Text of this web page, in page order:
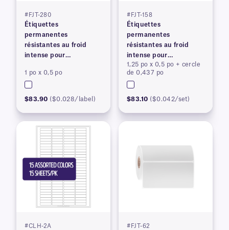
#FJT-280
Étiquettes
permanentes
résistantes au froid
intense pour
thermique
1 po x 0,5 po
$83.90 ($0.028/label)
#FJT-158
Étiquettes
permanentes
résistantes au froid
intense pour
imprimantes à transfert
thermique
1,25 po x 0,5 po + cercle
de 0,437 po
$83.10 ($0.042/set)
#CLH-2A #FJT-62